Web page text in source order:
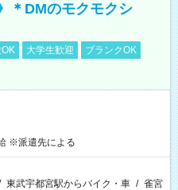
＊DMのモクモクシ
大学生歓迎
ブランクOK
※派遣先による
東武宇都宮駅からバイク・車 / 雀宮